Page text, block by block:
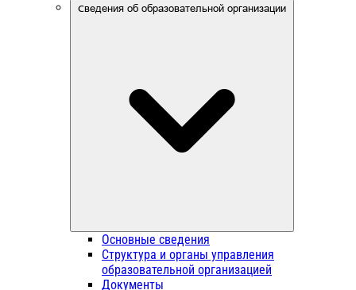
Сведения об образовательной организации
Основные сведения
Структура и органы управления
образовательной организацией
Документы